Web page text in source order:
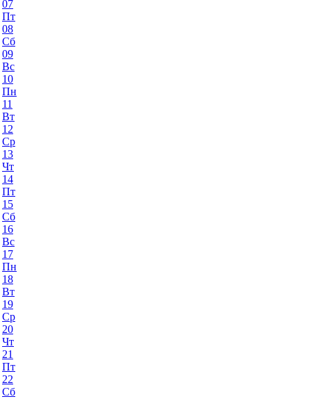
07
Пт
08
Сб
09
Вс
10
Пн
11
Вт
12
Ср
13
Чт
14
Пт
15
Сб
16
Вс
17
Пн
18
Вт
19
Ср
20
Чт
21
Пт
22
Сб